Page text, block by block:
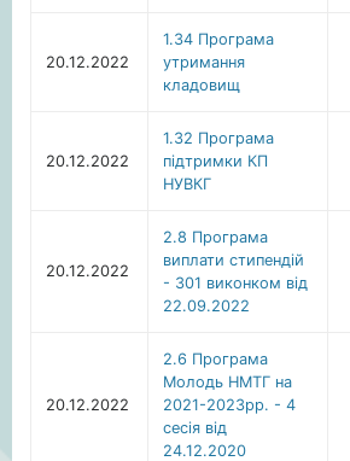
20.12.2022
1.34 Програма
утримання
кладовищ
20.12.2022
1.32 Програма
підтримки КП
НУВКГ
20.12.2022
2.8 Програма
виплати стипендій
- 301 виконком від
22.09.2022
20.12.2022
2.6 Програма
Молодь НМТГ на
2021-2023рр. - 4
сесія від
24.12.2020